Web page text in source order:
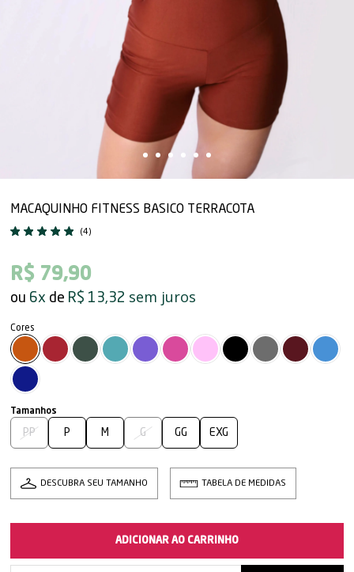
MACAQUINHO FITNESS BASICO TERRACOTA
(4)
R$ 79,90
6x R$ 13,32 sem juros
PP P M G GG EXG
DESCUBRA SEU TAMANHO TABELA DE MEDIDAS
ADICIONAR AO CARRINHO